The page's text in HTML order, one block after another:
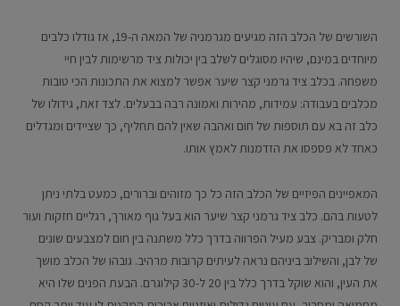
השורשים של הכלב הזה מגיעים מגרמניה של המאה ה-19, אז גודלו כלבים
מיוחדים במינם, שיהיו מסוגלים לשלב בין יכולות ציד מרשימות לבין חיי
משפחה. בכלב ציד גרמני קצר שיער אפשר למצוא את התכונות הכי טובות
מכלבים בעבודה: עמידות, מהירות ואמונה רבה בבעלים. לצד זאת, גידולו של
כלב זה בא עם תוספות של חום ואהבה שאין להם תחליף, כך שציידים ומגדלים
כאחד לא פספסו את הזדמנות לאמץ אותו.
המאפיינים הפיזיים של הכלב הזה כל כך מזוהים וברורים, כמעט בלתי ניתן
לטעות בהם. כלב ציד גרמני קצר שיער הוא בעל גוף מאורך, רגליים חזקות ועור
חלק ומבריק. צבע מעיל הפרווה בדרך כלל משתנה בין חום למצבעים שונים
של לבן, והשילוב ביניהם נראה לעיתים קרובות מרהיב. גובהו של הכלב מושך
את העין, והוא שוקל בדרך כלל בין 20 ל-30 קילוגרם. הבעת הפנים שלו היא